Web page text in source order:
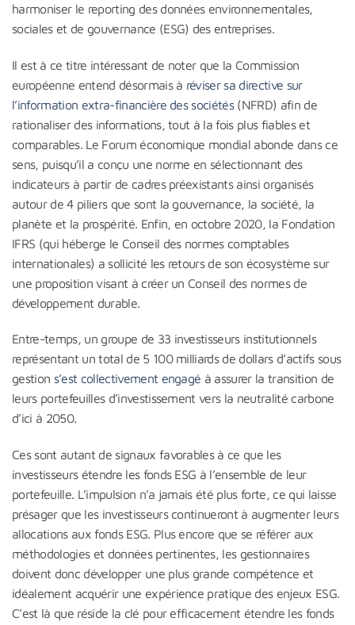
harmoniser le reporting des données environnementales,
sociales et de gouvernance (ESG) des entreprises.
Il est à ce titre intéressant de noter que la Commission
européenne entend désormais à réviser sa directive sur
l’information extra-financière des sociétés(NFRD) afin de
rationaliser des informations, tout à la fois plus fiables et
comparables. Le Forum économique mondial abonde dans ce
sens, puisqu’il a conçu une norme en sélectionnant des
indicateurs à partir de cadres préexistants ainsi organisés
autour de 4 piliers que sont la gouvernance, la société, la
planète et la prospérité. Enfin, en octobre 2020, la Fondation
IFRS (qui héberge le Conseil des normes comptables
internationales) a sollicité les retours de son écosystème sur
une proposition visant à créer un Conseil des normes de
développement durable.
Entre-temps, un groupe de 33 investisseurs institutionnels
représentant un total de 5 100 milliards de dollars d’actifs sous
gestion s’est collectivement engagé à assurer la transition de
leurs portefeuilles d’investissement vers la neutralité carbone
d’ici à 2050.
Ces sont autant de signaux favorables à ce que les
investisseurs étendre les fonds ESG à l’ensemble de leur
portefeuille. L’impulsion n’a jamais été plus forte, ce qui laisse
présager que les investisseurs continueront à augmenter leurs
allocations aux fonds ESG. Plus encore que se référer aux
méthodologies et données pertinentes, les gestionnaires
doivent donc développer une plus grande compétence et
idéalement acquérir une expérience pratique des enjeux ESG.
C’est là que réside la clé pour efficacement étendre les fonds